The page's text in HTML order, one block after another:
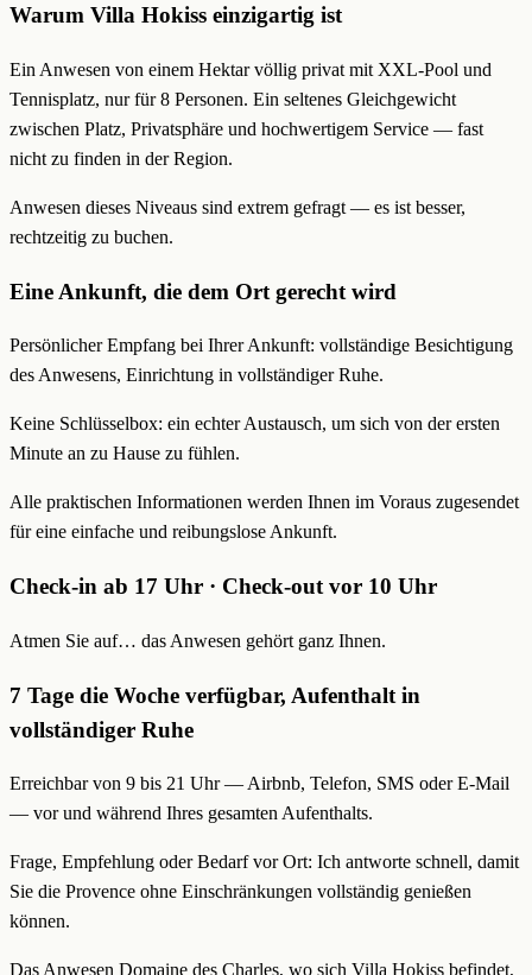
Warum Villa Hokiss einzigartig ist
Ein Anwesen von einem Hektar völlig privat mit XXL-Pool und
Tennisplatz, nur für 8 Personen. Ein seltenes Gleichgewicht
zwischen Platz, Privatsphäre und hochwertigem Service — fast
nicht zu finden in der Region.
Anwesen dieses Niveaus sind extrem gefragt — es ist besser,
rechtzeitig zu buchen.
Eine Ankunft, die dem Ort gerecht wird
Persönlicher Empfang bei Ihrer Ankunft: vollständige Besichtigung
des Anwesens, Einrichtung in vollständiger Ruhe.
Keine Schlüsselbox: ein echter Austausch, um sich von der ersten
Minute an zu Hause zu fühlen.
Alle praktischen Informationen werden Ihnen im Voraus zugesendet
für eine einfache und reibungslose Ankunft.
Check-in ab 17 Uhr · Check-out vor 10 Uhr
Atmen Sie auf… das Anwesen gehört ganz Ihnen.
7 Tage die Woche verfügbar, Aufenthalt in
vollständiger Ruhe
Erreichbar von 9 bis 21 Uhr — Airbnb, Telefon, SMS oder E-Mail
— vor und während Ihres gesamten Aufenthalts.
Frage, Empfehlung oder Bedarf vor Ort: Ich antworte schnell, damit
Sie die Provence ohne Einschränkungen vollständig genießen
können.
Das Anwesen Domaine des Charles, wo sich Villa Hokiss befindet,